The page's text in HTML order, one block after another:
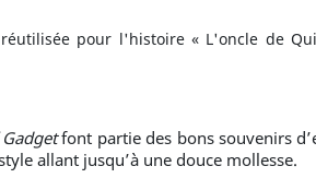
pour l'histoire « L'oncle de
font partie des bons souvenirs
allant jusqu’à une douce mollesse.